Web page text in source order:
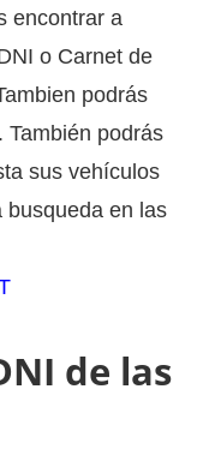
encontrar a
o Carnet de
podrás
También podrás
sus vehículos
busqueda en las
de las